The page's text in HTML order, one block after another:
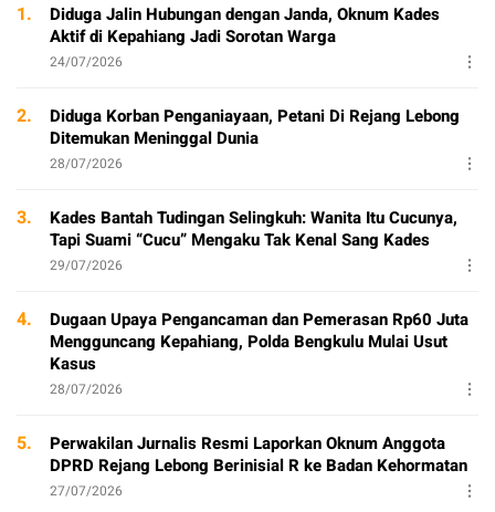
1.
Diduga Jalin Hubungan dengan Janda, Oknum Kades
Aktif di Kepahiang Jadi Sorotan Warga
24/07/2026
2.
Diduga Korban Penganiayaan, Petani Di Rejang Lebong
Ditemukan Meninggal Dunia
28/07/2026
3.
Kades Bantah Tudingan Selingkuh: Wanita Itu Cucunya,
Tapi Suami “Cucu” Mengaku Tak Kenal Sang Kades
29/07/2026
4.
Dugaan Upaya Pengancaman dan Pemerasan Rp60 Juta
Mengguncang Kepahiang, Polda Bengkulu Mulai Usut
Kasus
28/07/2026
5.
Perwakilan Jurnalis Resmi Laporkan Oknum Anggota
DPRD Rejang Lebong Berinisial R ke Badan Kehormatan
27/07/2026